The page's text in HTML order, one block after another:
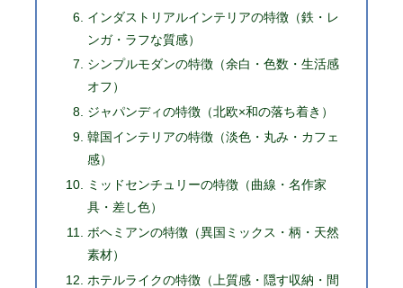
インダストリアルインテリアの特徴（鉄・レ
ンガ・ラフな質感）
シンプルモダンの特徴（余白・色数・生活感
オフ）
ジャパンディの特徴（北欧×和の落ち着き）
韓国インテリアの特徴（淡色・丸み・カフェ
感）
ミッドセンチュリーの特徴（曲線・名作家
具・差し色）
ボヘミアンの特徴（異国ミックス・柄・天然
素材）
ホテルライクの特徴（上質感・隠す収納・間